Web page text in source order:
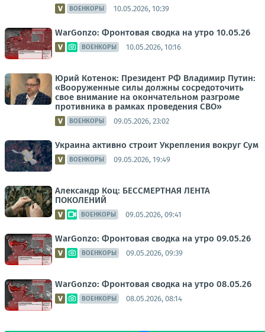
ВОЕНКОРЫ 10.05.2026, 10:39
WarGonzo: Фронтовая сводка на утро 10.05.26
ВОЕНКОРЫ 10.05.2026, 10:16
Юрий Котенок: Президент РФ Владимир Путин:
«Вооруженные силы должны сосредоточить
свое внимание на окончательном разгроме
противника в рамках проведения СВО»
ВОЕНКОРЫ 09.05.2026, 23:02
Украина активно строит Укрепления вокруг Сум
ВОЕНКОРЫ 09.05.2026, 19:49
Александр Коц: БЕССМЕРТНАЯ ЛЕНТА
ПОКОЛЕНИЙ
ВОЕНКОРЫ 09.05.2026, 09:41
WarGonzo: Фронтовая сводка на утро 09.05.26
ВОЕНКОРЫ 09.05.2026, 09:39
WarGonzo: Фронтовая сводка на утро 08.05.26
ВОЕНКОРЫ 08.05.2026, 08:14